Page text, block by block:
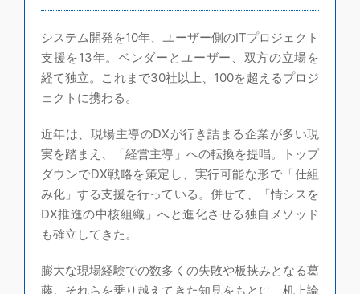
システム開発を10年、ユーザー側のITプロジェクト
支援を13年。ベンダーとユーザー、双方の立場を
経て独立。これまで30社以上、100を超えるプロジ
ェクトに携わる。
近年は、現場主導のDXが行き詰まる企業が多い現
実を踏まえ、「経営主導」への転換を提唱。トップ
ダウンでDX戦略を策定し、実行可能な形で「仕組
み化」する支援を行っている。併せて、「情シスを
DX推進の中核組織」へと進化させる独自メソッド
も確立してきた。
膨大な現場経験での数多くの失敗や板挟みとなる葛
藤。それらを乗り越えてきた知見をもとに、机上論